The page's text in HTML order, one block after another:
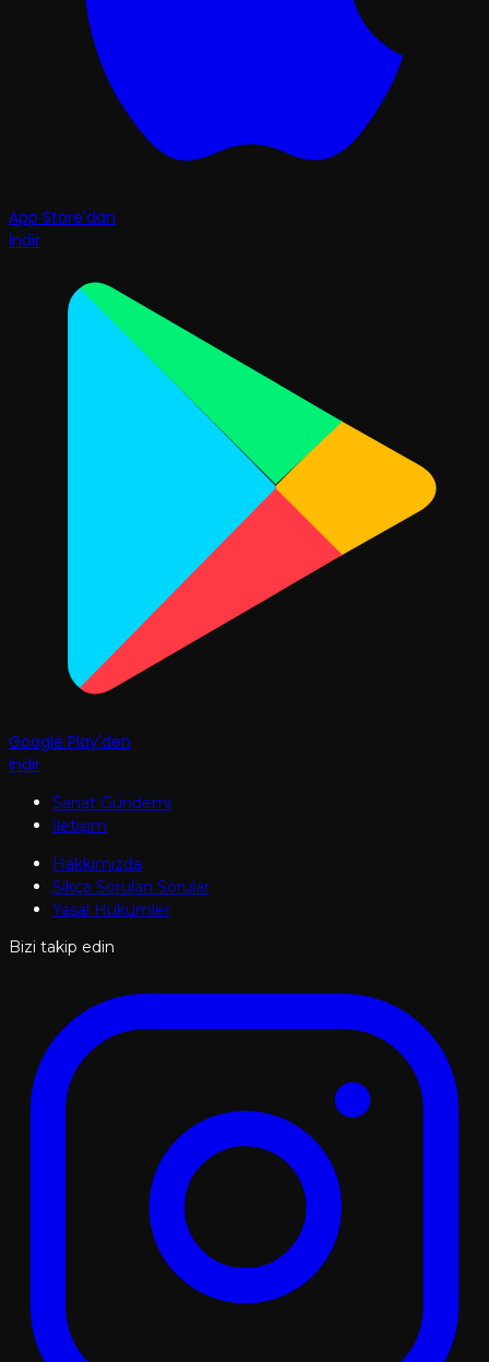
App Store'dan
İndir
Google Play'den
İndir
Sanat Gündemi
İletişim
Hakkımızda
Sıkça Sorulan Sorular
Yasal Hükümler
Bizi takip edin